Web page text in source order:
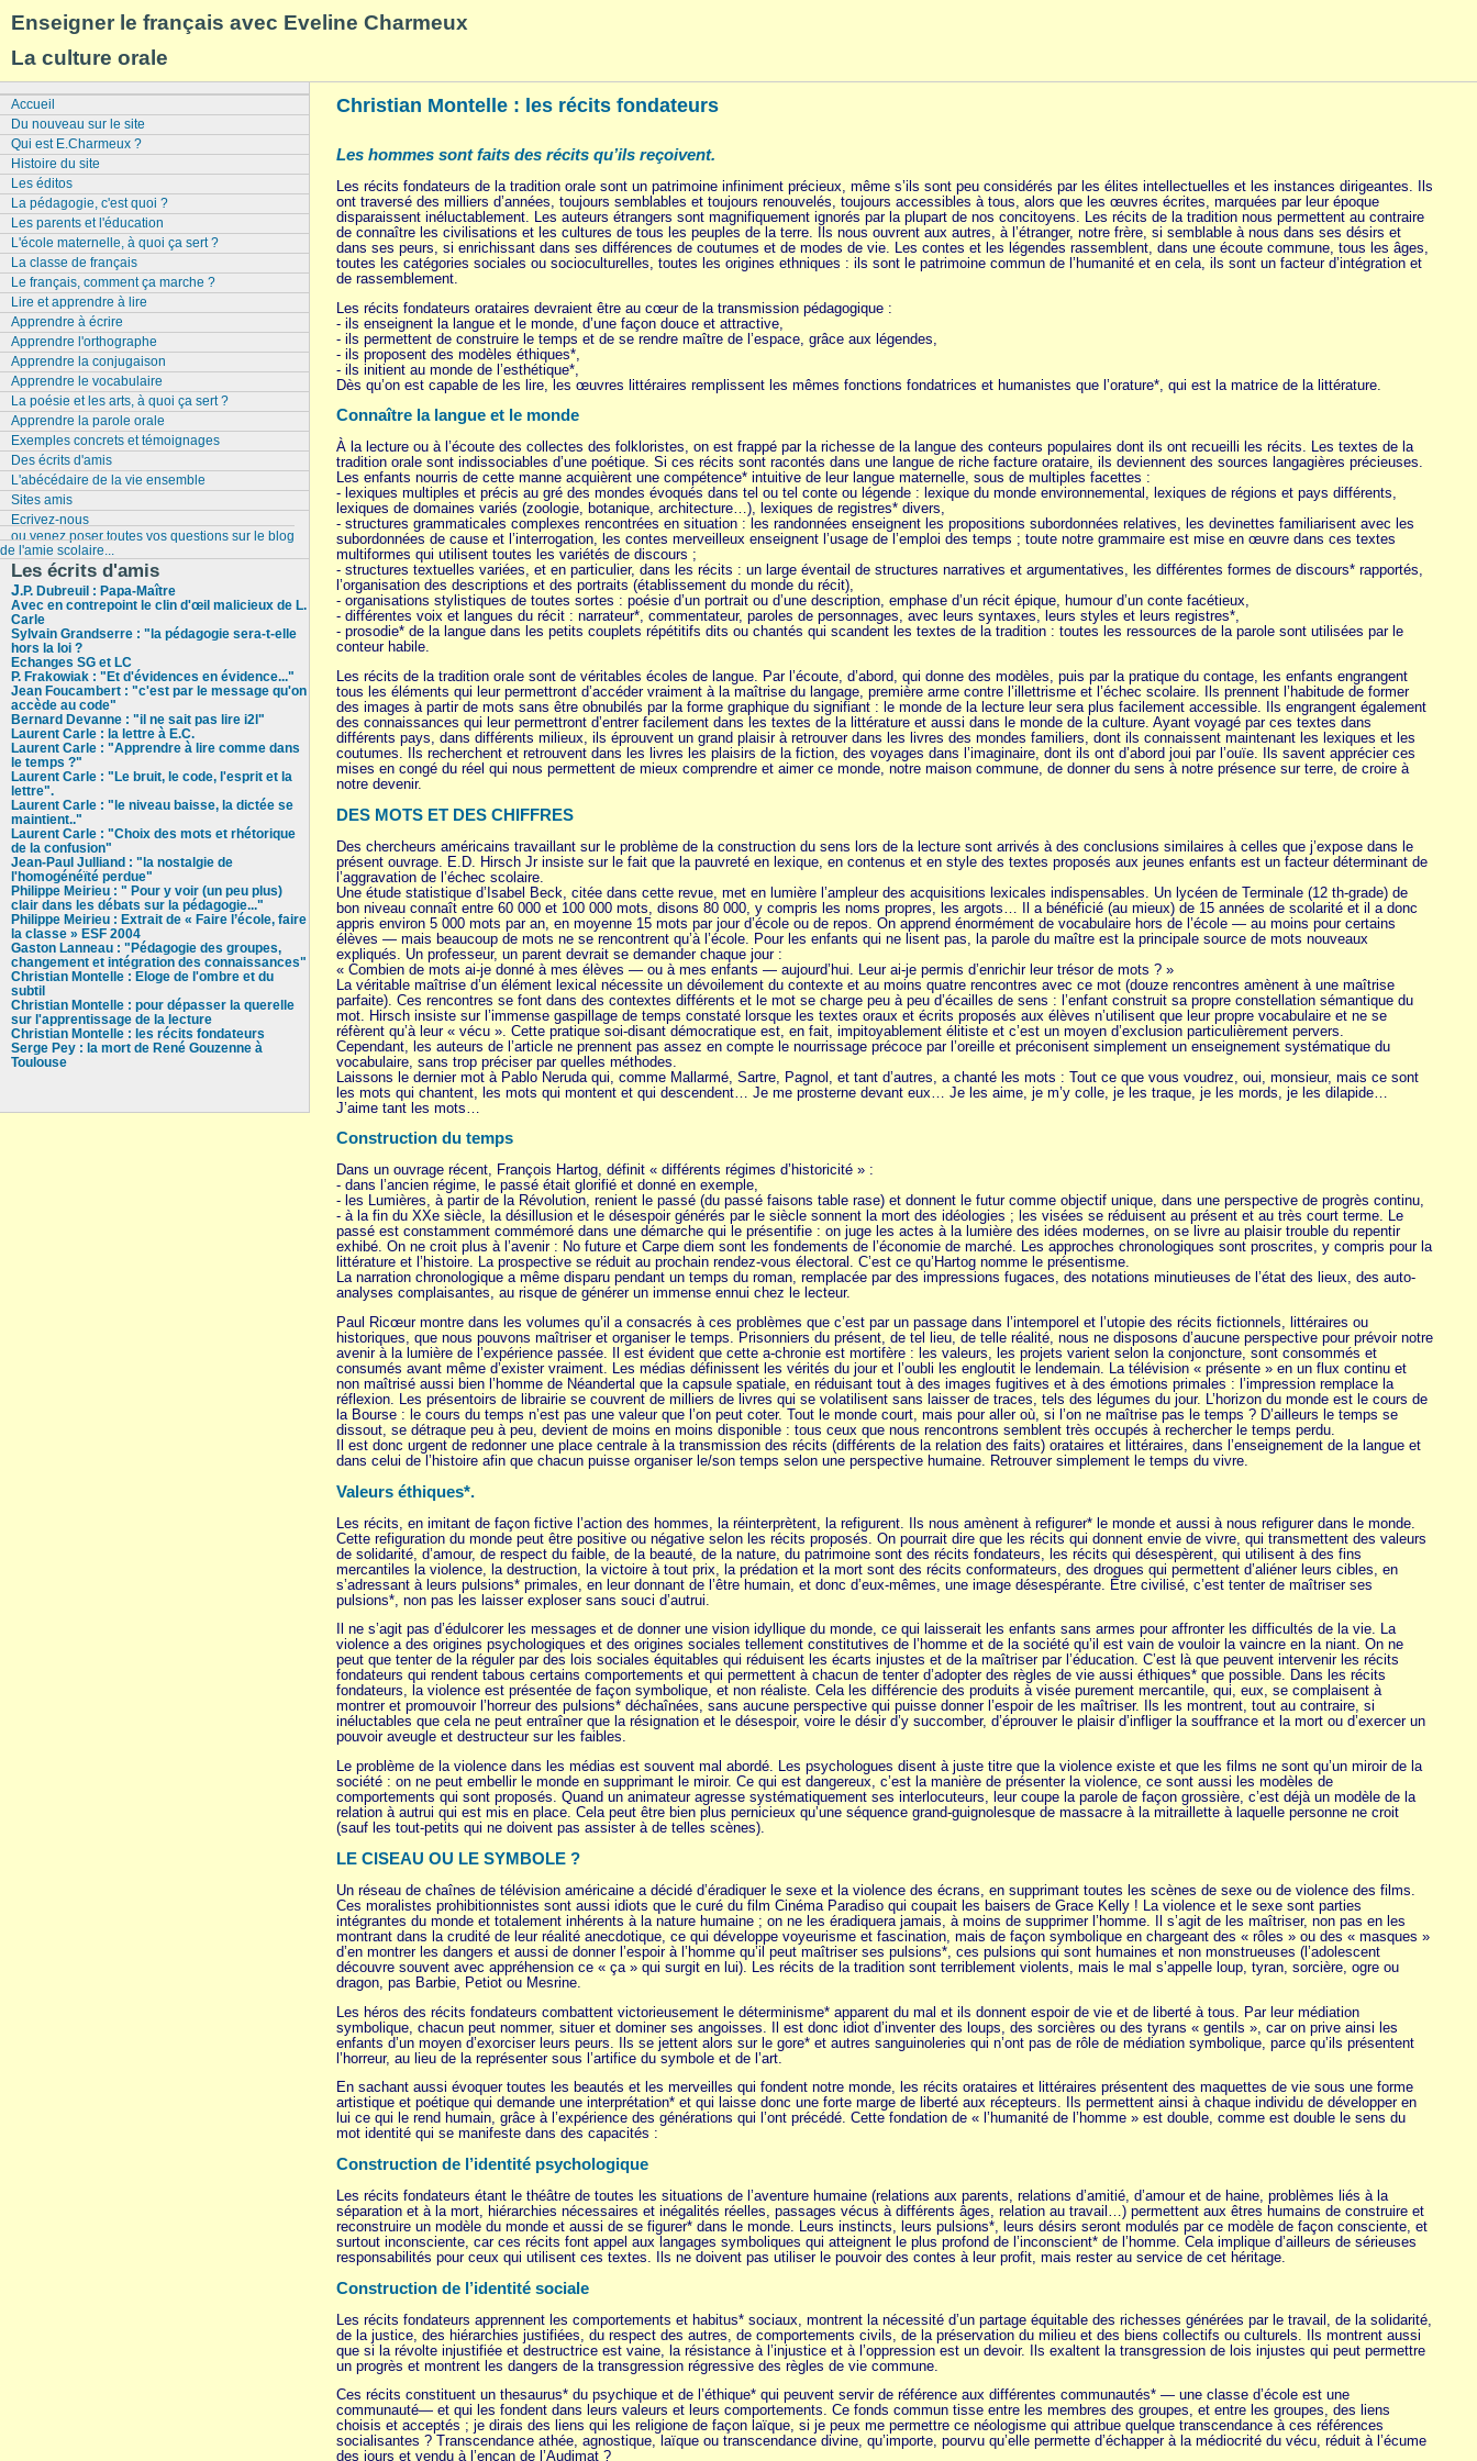
Enseigner le français avec Eveline Charmeux
La culture orale
Christian Montelle : les récits fondateurs
Les hommes sont faits des récits qu’ils reçoivent.
Les récits fondateurs de la tradition orale sont un patrimoine infiniment précieux, même s’ils sont peu considérés par les élites intellectuelles et les instances dirigeantes. Ils
ont traversé des milliers d’années, toujours semblables et toujours renouvelés, toujours accessibles à tous, alors que les œuvres écrites, marquées par leur époque
disparaissent inéluctablement. Les auteurs étrangers sont magnifiquement ignorés par la plupart de nos concitoyens. Les récits de la tradition nous permettent au contraire
de connaître les civilisations et les cultures de tous les peuples de la terre. Ils nous ouvrent aux autres, à l’étranger, notre frère, si semblable à nous dans ses désirs et
dans ses peurs, si enrichissant dans ses différences de coutumes et de modes de vie. Les contes et les légendes rassemblent, dans une écoute commune, tous les âges,
toutes les catégories sociales ou socioculturelles, toutes les origines ethniques : ils sont le patrimoine commun de l’humanité et en cela, ils sont un facteur d’intégration et
de rassemblement.
Les récits fondateurs orataires devraient être au cœur de la transmission pédagogique :
- ils enseignent la langue et le monde, d’une façon douce et attractive,
- ils permettent de construire le temps et de se rendre maître de l’espace, grâce aux légendes,
- ils proposent des modèles éthiques*,
- ils initient au monde de l’esthétique*,
Dès qu’on est capable de les lire, les œuvres littéraires remplissent les mêmes fonctions fondatrices et humanistes que l’orature*, qui est la matrice de la littérature.
Connaître la langue et le monde
À la lecture ou à l’écoute des collectes des folkloristes, on est frappé par la richesse de la langue des conteurs populaires dont ils ont recueilli les récits. Les textes de la
tradition orale sont indissociables d’une poétique. Si ces récits sont racontés dans une langue de riche facture orataire, ils deviennent des sources langagières précieuses.
Les enfants nourris de cette manne acquièrent une compétence* intuitive de leur langue maternelle, sous de multiples facettes :
- lexiques multiples et précis au gré des mondes évoqués dans tel ou tel conte ou légende : lexique du monde environnemental, lexiques de régions et pays différents,
lexiques de domaines variés (zoologie, botanique, architecture…), lexiques de registres* divers,
- structures grammaticales complexes rencontrées en situation : les randonnées enseignent les propositions subordonnées relatives, les devinettes familiarisent avec les
subordonnées de cause et l’interrogation, les contes merveilleux enseignent l’usage de l’emploi des temps ; toute notre grammaire est mise en œuvre dans ces textes
multiformes qui utilisent toutes les variétés de discours ;
- structures textuelles variées, et en particulier, dans les récits : un large éventail de structures narratives et argumentatives, les différentes formes de discours* rapportés,
l’organisation des descriptions et des portraits (établissement du monde du récit),
- organisations stylistiques de toutes sortes : poésie d’un portrait ou d’une description, emphase d’un récit épique, humour d’un conte facétieux,
- différentes voix et langues du récit : narrateur*, commentateur, paroles de personnages, avec leurs syntaxes, leurs styles et leurs registres*,
- prosodie* de la langue dans les petits couplets répétitifs dits ou chantés qui scandent les textes de la tradition : toutes les ressources de la parole sont utilisées par le
conteur habile.
Les récits de la tradition orale sont de véritables écoles de langue. Par l’écoute, d’abord, qui donne des modèles, puis par la pratique du contage, les enfants engrangent
tous les éléments qui leur permettront d’accéder vraiment à la maîtrise du langage, première arme contre l’illettrisme et l’échec scolaire. Ils prennent l’habitude de former
des images à partir de mots sans être obnubilés par la forme graphique du signifiant : le monde de la lecture leur sera plus facilement accessible. Ils engrangent également
des connaissances qui leur permettront d’entrer facilement dans les textes de la littérature et aussi dans le monde de la culture. Ayant voyagé par ces textes dans
différents pays, dans différents milieux, ils éprouvent un grand plaisir à retrouver dans les livres des mondes familiers, dont ils connaissent maintenant les lexiques et les
coutumes. Ils recherchent et retrouvent dans les livres les plaisirs de la fiction, des voyages dans l’imaginaire, dont ils ont d’abord joui par l’ouïe. Ils savent apprécier ces
mises en congé du réel qui nous permettent de mieux comprendre et aimer ce monde, notre maison commune, de donner du sens à notre présence sur terre, de croire à
notre devenir.
DES MOTS ET DES CHIFFRES
Des chercheurs américains travaillant sur le problème de la construction du sens lors de la lecture sont arrivés à des conclusions similaires à celles que j’expose dans le
présent ouvrage. E.D. Hirsch Jr insiste sur le fait que la pauvreté en lexique, en contenus et en style des textes proposés aux jeunes enfants est un facteur déterminant de
l’aggravation de l’échec scolaire.
Une étude statistique d’Isabel Beck, citée dans cette revue, met en lumière l’ampleur des acquisitions lexicales indispensables. Un lycéen de Terminale (12 th-grade) de
bon niveau connaît entre 60 000 et 100 000 mots, disons 80 000, y compris les noms propres, les argots… Il a bénéficié (au mieux) de 15 années de scolarité et il a donc
appris environ 5 000 mots par an, en moyenne 15 mots par jour d’école ou de repos. On apprend énormément de vocabulaire hors de l’école — au moins pour certains
élèves — mais beaucoup de mots ne se rencontrent qu’à l’école. Pour les enfants qui ne lisent pas, la parole du maître est la principale source de mots nouveaux
expliqués. Un professeur, un parent devrait se demander chaque jour :
« Combien de mots ai-je donné à mes élèves — ou à mes enfants — aujourd’hui. Leur ai-je permis d’enrichir leur trésor de mots ? »
La véritable maîtrise d’un élément lexical nécessite un dévoilement du contexte et au moins quatre rencontres avec ce mot (douze rencontres amènent à une maîtrise
parfaite). Ces rencontres se font dans des contextes différents et le mot se charge peu à peu d’écailles de sens : l’enfant construit sa propre constellation sémantique du
mot. Hirsch insiste sur l’immense gaspillage de temps constaté lorsque les textes oraux et écrits proposés aux élèves n’utilisent que leur propre vocabulaire et ne se
réfèrent qu’à leur « vécu ». Cette pratique soi-disant démocratique est, en fait, impitoyablement élitiste et c’est un moyen d’exclusion particulièrement pervers.
Cependant, les auteurs de l’article ne prennent pas assez en compte le nourrissage précoce par l’oreille et préconisent simplement un enseignement systématique du
vocabulaire, sans trop préciser par quelles méthodes.
Laissons le dernier mot à Pablo Neruda qui, comme Mallarmé, Sartre, Pagnol, et tant d’autres, a chanté les mots : Tout ce que vous voudrez, oui, monsieur, mais ce sont
les mots qui chantent, les mots qui montent et qui descendent… Je me prosterne devant eux… Je les aime, je m’y colle, je les traque, je les mords, je les dilapide…
J’aime tant les mots…
Construction du temps
Dans un ouvrage récent, François Hartog, définit « différents régimes d’historicité » :
- dans l’ancien régime, le passé était glorifié et donné en exemple,
- les Lumières, à partir de la Révolution, renient le passé (du passé faisons table rase) et donnent le futur comme objectif unique, dans une perspective de progrès continu,
- à la fin du XXe siècle, la désillusion et le désespoir générés par le siècle sonnent la mort des idéologies ; les visées se réduisent au présent et au très court terme. Le
passé est constamment commémoré dans une démarche qui le présentifie : on juge les actes à la lumière des idées modernes, on se livre au plaisir trouble du repentir
exhibé. On ne croit plus à l’avenir : No future et Carpe diem sont les fondements de l’économie de marché. Les approches chronologiques sont proscrites, y compris pour la
littérature et l’histoire. La prospective se réduit au prochain rendez-vous électoral. C’est ce qu’Hartog nomme le présentisme.
La narration chronologique a même disparu pendant un temps du roman, remplacée par des impressions fugaces, des notations minutieuses de l’état des lieux, des auto-
analyses complaisantes, au risque de générer un immense ennui chez le lecteur.
Paul Ricœur montre dans les volumes qu’il a consacrés à ces problèmes que c’est par un passage dans l’intemporel et l’utopie des récits fictionnels, littéraires ou
historiques, que nous pouvons maîtriser et organiser le temps. Prisonniers du présent, de tel lieu, de telle réalité, nous ne disposons d’aucune perspective pour prévoir notre
avenir à la lumière de l’expérience passée. Il est évident que cette a-chronie est mortifère : les valeurs, les projets varient selon la conjoncture, sont consommés et
consumés avant même d’exister vraiment. Les médias définissent les vérités du jour et l’oubli les engloutit le lendemain. La télévision « présente » en un flux continu et
non maîtrisé aussi bien l’homme de Néandertal que la capsule spatiale, en réduisant tout à des images fugitives et à des émotions primales : l’impression remplace la
réflexion. Les présentoirs de librairie se couvrent de milliers de livres qui se volatilisent sans laisser de traces, tels des légumes du jour. L’horizon du monde est le cours de
la Bourse : le cours du temps n’est pas une valeur que l’on peut coter. Tout le monde court, mais pour aller où, si l’on ne maîtrise pas le temps ? D’ailleurs le temps se
dissout, se détraque peu à peu, devient de moins en moins disponible : tous ceux que nous rencontrons semblent très occupés à rechercher le temps perdu.
Il est donc urgent de redonner une place centrale à la transmission des récits (différents de la relation des faits) orataires et littéraires, dans l’enseignement de la langue et
dans celui de l’histoire afin que chacun puisse organiser le/son temps selon une perspective humaine. Retrouver simplement le temps du vivre.
Valeurs éthiques*.
Les récits, en imitant de façon fictive l’action des hommes, la réinterprètent, la refigurent. Ils nous amènent à refigurer* le monde et aussi à nous refigurer dans le monde.
Cette refiguration du monde peut être positive ou négative selon les récits proposés. On pourrait dire que les récits qui donnent envie de vivre, qui transmettent des valeurs
de solidarité, d’amour, de respect du faible, de la beauté, de la nature, du patrimoine sont des récits fondateurs, les récits qui désespèrent, qui utilisent à des fins
mercantiles la violence, la destruction, la victoire à tout prix, la prédation et la mort sont des récits conformateurs, des drogues qui permettent d’aliéner leurs cibles, en
s’adressant à leurs pulsions* primales, en leur donnant de l’être humain, et donc d’eux-mêmes, une image désespérante. Être civilisé, c’est tenter de maîtriser ses
pulsions*, non pas les laisser exploser sans souci d’autrui.
Il ne s’agit pas d’édulcorer les messages et de donner une vision idyllique du monde, ce qui laisserait les enfants sans armes pour affronter les difficultés de la vie. La
violence a des origines psychologiques et des origines sociales tellement constitutives de l’homme et de la société qu’il est vain de vouloir la vaincre en la niant. On ne
peut que tenter de la réguler par des lois sociales équitables qui réduisent les écarts injustes et de la maîtriser par l’éducation. C’est là que peuvent intervenir les récits
fondateurs qui rendent tabous certains comportements et qui permettent à chacun de tenter d’adopter des règles de vie aussi éthiques* que possible. Dans les récits
fondateurs, la violence est présentée de façon symbolique, et non réaliste. Cela les différencie des produits à visée purement mercantile, qui, eux, se complaisent à
montrer et promouvoir l’horreur des pulsions* déchaînées, sans aucune perspective qui puisse donner l’espoir de les maîtriser. Ils les montrent, tout au contraire, si
inéluctables que cela ne peut entraîner que la résignation et le désespoir, voire le désir d’y succomber, d’éprouver le plaisir d’infliger la souffrance et la mort ou d’exercer un
pouvoir aveugle et destructeur sur les faibles.
Le problème de la violence dans les médias est souvent mal abordé. Les psychologues disent à juste titre que la violence existe et que les films ne sont qu’un miroir de la
société : on ne peut embellir le monde en supprimant le miroir. Ce qui est dangereux, c’est la manière de présenter la violence, ce sont aussi les modèles de
comportements qui sont proposés. Quand un animateur agresse systématiquement ses interlocuteurs, leur coupe la parole de façon grossière, c’est déjà un modèle de la
relation à autrui qui est mis en place. Cela peut être bien plus pernicieux qu’une séquence grand-guignolesque de massacre à la mitraillette à laquelle personne ne croit
(sauf les tout-petits qui ne doivent pas assister à de telles scènes).
LE CISEAU OU LE SYMBOLE ?
Un réseau de chaînes de télévision américaine a décidé d’éradiquer le sexe et la violence des écrans, en supprimant toutes les scènes de sexe ou de violence des films.
Ces moralistes prohibitionnistes sont aussi idiots que le curé du film Cinéma Paradiso qui coupait les baisers de Grace Kelly ! La violence et le sexe sont parties
intégrantes du monde et totalement inhérents à la nature humaine ; on ne les éradiquera jamais, à moins de supprimer l’homme. Il s’agit de les maîtriser, non pas en les
montrant dans la crudité de leur réalité anecdotique, ce qui développe voyeurisme et fascination, mais de façon symbolique en chargeant des « rôles » ou des « masques »
d’en montrer les dangers et aussi de donner l’espoir à l’homme qu’il peut maîtriser ses pulsions*, ces pulsions qui sont humaines et non monstrueuses (l’adolescent
découvre souvent avec appréhension ce « ça » qui surgit en lui). Les récits de la tradition sont terriblement violents, mais le mal s’appelle loup, tyran, sorcière, ogre ou
dragon, pas Barbie, Petiot ou Mesrine.
Les héros des récits fondateurs combattent victorieusement le déterminisme* apparent du mal et ils donnent espoir de vie et de liberté à tous. Par leur médiation
symbolique, chacun peut nommer, situer et dominer ses angoisses. Il est donc idiot d’inventer des loups, des sorcières ou des tyrans « gentils », car on prive ainsi les
enfants d’un moyen d’exorciser leurs peurs. Ils se jettent alors sur le gore* et autres sanguinoleries qui n’ont pas de rôle de médiation symbolique, parce qu’ils présentent
l’horreur, au lieu de la représenter sous l’artifice du symbole et de l’art.
En sachant aussi évoquer toutes les beautés et les merveilles qui fondent notre monde, les récits orataires et littéraires présentent des maquettes de vie sous une forme
artistique et poétique qui demande une interprétation* et qui laisse donc une forte marge de liberté aux récepteurs. Ils permettent ainsi à chaque individu de développer en
lui ce qui le rend humain, grâce à l’expérience des générations qui l’ont précédé. Cette fondation de « l’humanité de l’homme » est double, comme est double le sens du
mot identité qui se manifeste dans des capacités :
Construction de l’identité psychologique
Les récits fondateurs étant le théâtre de toutes les situations de l’aventure humaine (relations aux parents, relations d’amitié, d’amour et de haine, problèmes liés à la
séparation et à la mort, hiérarchies nécessaires et inégalités réelles, passages vécus à différents âges, relation au travail…) permettent aux êtres humains de construire et
reconstruire un modèle du monde et aussi de se figurer* dans le monde. Leurs instincts, leurs pulsions*, leurs désirs seront modulés par ce modèle de façon consciente, et
surtout inconsciente, car ces récits font appel aux langages symboliques qui atteignent le plus profond de l’inconscient* de l’homme. Cela implique d’ailleurs de sérieuses
responsabilités pour ceux qui utilisent ces textes. Ils ne doivent pas utiliser le pouvoir des contes à leur profit, mais rester au service de cet héritage.
Construction de l’identité sociale
Les récits fondateurs apprennent les comportements et habitus* sociaux, montrent la nécessité d’un partage équitable des richesses générées par le travail, de la solidarité,
de la justice, des hiérarchies justifiées, du respect des autres, de comportements civils, de la préservation du milieu et des biens collectifs ou culturels. Ils montrent aussi
que si la révolte injustifiée et destructrice est vaine, la résistance à l’injustice et à l’oppression est un devoir. Ils exaltent la transgression de lois injustes qui peut permettre
un progrès et montrent les dangers de la transgression régressive des règles de vie commune.
Ces récits constituent un thesaurus* du psychique et de l’éthique* qui peuvent servir de référence aux différentes communautés* — une classe d’école est une
communauté— et qui les fondent dans leurs valeurs et leurs comportements. Ce fonds commun tisse entre les membres des groupes, et entre les groupes, des liens
choisis et acceptés ; je dirais des liens qui les religione de façon laïque, si je peux me permettre ce néologisme qui attribue quelque transcendance à ces références
socialisantes ? Transcendance athée, agnostique, laïque ou transcendance divine, qu’importe, pourvu qu’elle permette d’échapper à la médiocrité du vécu, réduit à l’écume
des jours et vendu à l’encan de l’Audimat ?
Accueil
Du nouveau sur le site
Qui est E.Charmeux ?
Histoire du site
Les éditos
La pédagogie, c'est quoi ?
Les parents et l'éducation
L'école maternelle, à quoi ça sert ?
La classe de français
Le français, comment ça marche ?
Lire et apprendre à lire
Apprendre à écrire
Apprendre l'orthographe
Apprendre la conjugaison
Apprendre le vocabulaire
La poésie et les arts, à quoi ça sert ?
Apprendre la parole orale
Exemples concrets et témoignages
Des écrits d'amis
L'abécédaire de la vie ensemble
Sites amis
Ecrivez-nous
ou venez poser toutes vos questions sur le blog
de l'amie scolaire...
Les écrits d'amis
J.P. Dubreuil : Papa-Maître
Avec en contrepoint le clin d'œil malicieux de L.
Carle
Sylvain Grandserre : "la pédagogie sera-t-elle
hors la loi ?
Echanges SG et LC
P. Frakowiak : "Et d'évidences en évidence..."
Jean Foucambert : "c'est par le message qu'on
accède au code"
Bernard Devanne : "il ne sait pas lire i2l"
Laurent Carle : la lettre à E.C.
Laurent Carle : "Apprendre à lire comme dans
le temps ?"
Laurent Carle : "Le bruit, le code, l'esprit et la
lettre".
Laurent Carle : "le niveau baisse, la dictée se
maintient.."
Laurent Carle : "Choix des mots et rhétorique
de la confusion"
Jean-Paul Julliand : "la nostalgie de
l'homogénéïté perdue"
Philippe Meirieu : " Pour y voir (un peu plus)
clair dans les débats sur la pédagogie..."
Philippe Meirieu : Extrait de « Faire l’école, faire
la classe » ESF 2004
Gaston Lanneau : "Pédagogie des groupes,
changement et intégration des connaissances"
Christian Montelle : Eloge de l'ombre et du
subtil
Christian Montelle : pour dépasser la querelle
sur l'apprentissage de la lecture
Christian Montelle : les récits fondateurs
Serge Pey : la mort de René Gouzenne à
Toulouse